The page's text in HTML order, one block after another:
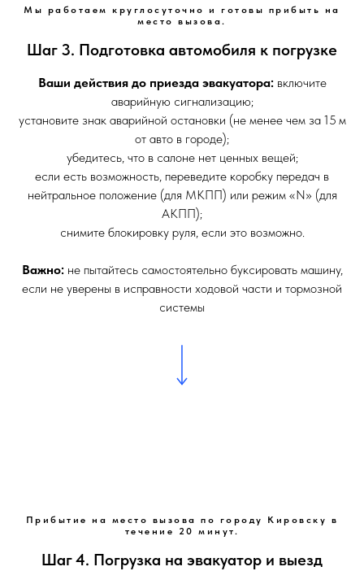
Мы работаем круглосуточно и готовы прибыть на
место вызова.
Шаг 3. Подготовка автомобиля к погрузке
Ваши действия до приезда эвакуатора: включите
аварийную сигнализацию;
установите знак аварийной остановки (не менее чем за 15 м
от авто в городе);
убедитесь, что в салоне нет ценных вещей;
если есть возможность, переведите коробку передач в
нейтральное положение (для МКПП) или режим «N» (для
АКПП);
снимите блокировку руля, если это возможно.
Важно:не пытайтесь самостоятельно буксировать машину,
если не уверены в исправности ходовой части и тормозной
системы
Прибытие на место вызова по городу Кировску в
течение 20 минут.
Шаг 4. Погрузка на эвакуатор и выезд